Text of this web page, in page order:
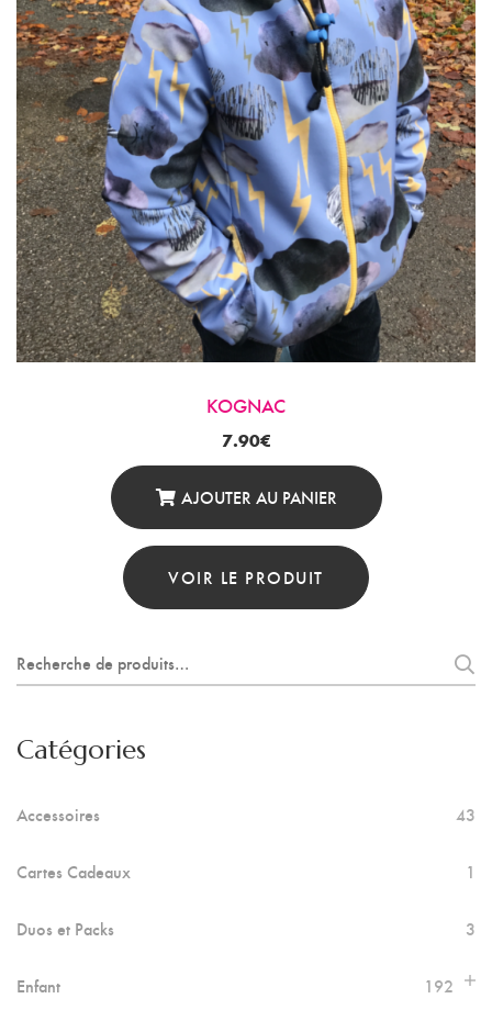
KOGNAC
7.90€
AJOUTER AU PANIER
VOIR LE PRODUIT
Recherche
pour :
Catégories
Accessoires 43
Cartes Cadeaux 1
Duos et Packs 3
Enfant 192